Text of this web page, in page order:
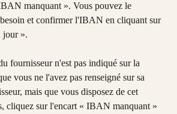
manquant ». Vous pouvez le
et confirmer l'IBAN en cliquant sur
jour ».
fournisseur n'est pas indiqué sur la
vous ne l'avez pas renseigné sur sa
mais que vous disposez de cet
cliquez sur l'encart « IBAN manquant »